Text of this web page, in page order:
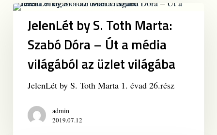
JelenLét
Marta:
Szabó
Dóra
JelenLét by S. Toth Marta:
Szabó Dóra – Út a média
világából az üzlet világába
JelenLét by S. Toth Marta 1. évad 26.rész
admin
2019.07.12